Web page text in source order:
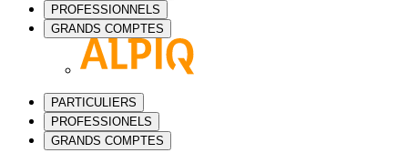
PROFESSIONNELS
GRANDS COMPTES
PARTICULIERS
PROFESSIONELS
GRANDS COMPTES